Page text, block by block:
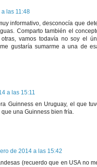
las 11:48
informativo, desconocía que
Comparto también el
vamos todavía no soy el
gustaría sumarme a una de
a las 15:11
Guinness en Uruguay, el que
una Guinness bien fría.
de 2014 a las 15:42
(recuerdo que en USA no